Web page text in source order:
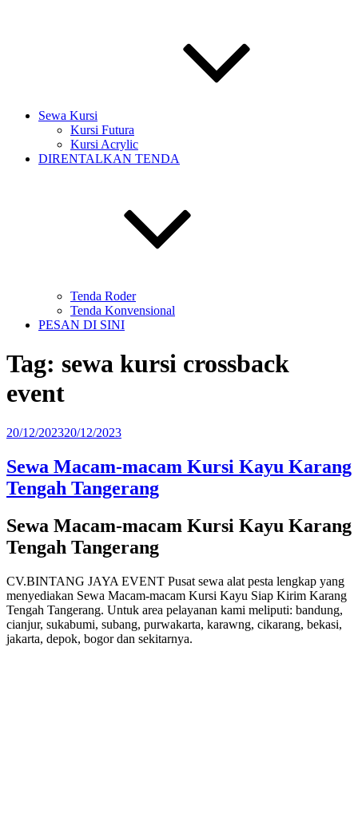
Sewa Kursi
Kursi Futura
Kursi Acrylic
DIRENTALKAN TENDA
Tenda Roder
Tenda Konvensional
PESAN DI SINI
Tag: sewa kursi crossback
event
Diposkan
20/12/202320/12/2023
Sewa Macam-macam Kursi Kayu Karang
Tengah Tangerang
Sewa Macam-macam Kursi Kayu Karang
Tengah Tangerang
CV.BINTANG JAYA EVENT Pusat sewa alat pesta lengkap yang
menyediakan Sewa Macam-macam Kursi Kayu Siap Kirim Karang
Tengah Tangerang. Untuk area pelayanan kami meliputi: bandung,
cianjur, sukabumi, subang, purwakarta, karawng, cikarang, bekasi,
jakarta, depok, bogor dan sekitarnya.